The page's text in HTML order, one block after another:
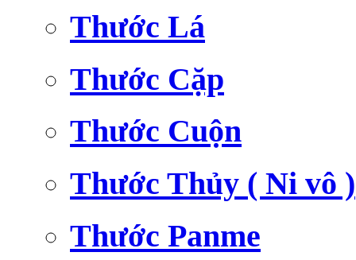
Thước Lá
Thước Cặp
Thước Cuộn
Thước Thủy ( Ni vô )
Thước Panme